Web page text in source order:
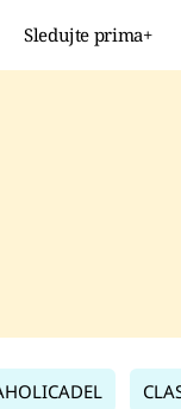
Sledujte prima+